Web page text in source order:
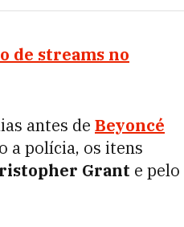
de streams no
antes de Beyoncé
a polícia, os itens
Grant e pelo